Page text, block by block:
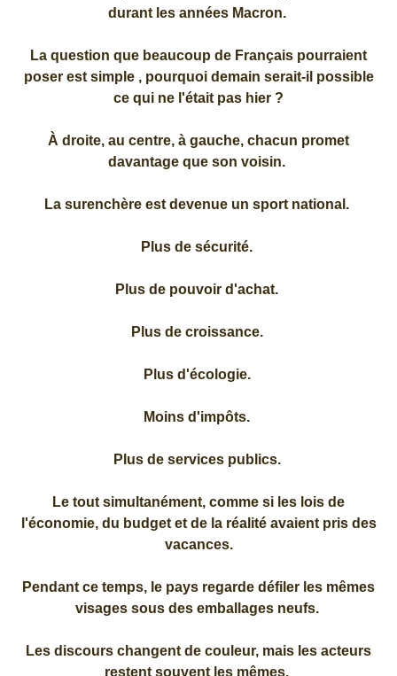
durant les années Macron.
La question que beaucoup de Français pourraient
poser est simple , pourquoi demain serait-il possible
ce qui ne l'était pas hier ?
À droite, au centre, à gauche, chacun promet
davantage que son voisin.
La surenchère est devenue un sport national.
Plus de sécurité.
Plus de pouvoir d'achat.
Plus de croissance.
Plus d'écologie.
Moins d'impôts.
Plus de services publics.
Le tout simultanément, comme si les lois de
l'économie, du budget et de la réalité avaient pris des
vacances.
Pendant ce temps, le pays regarde défiler les mêmes
visages sous des emballages neufs.
Les discours changent de couleur, mais les acteurs
restent souvent les mêmes.